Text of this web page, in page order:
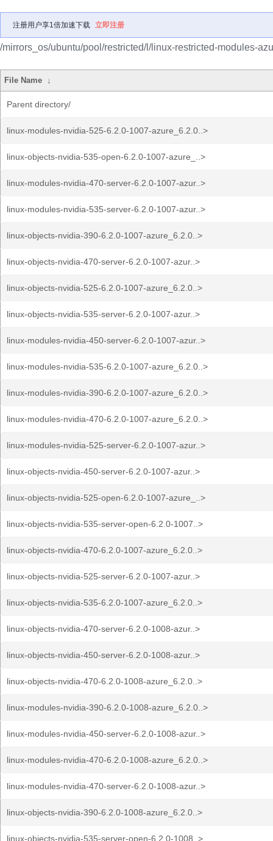
注册用户享1倍加速下载 立即注册
/mirrors_os/ubuntu/pool/restricted/l/linux-restricted-modules-
File Name ↓
Parent directory/
linux-modules-nvidia-525-6.2.0-1007-azure_6.2.0..>
linux-objects-nvidia-535-open-6.2.0-1007-azure_..>
linux-modules-nvidia-470-server-6.2.0-1007-azur..>
linux-modules-nvidia-535-server-6.2.0-1007-azur..>
linux-objects-nvidia-390-6.2.0-1007-azure_6.2.0..>
linux-objects-nvidia-470-server-6.2.0-1007-azur..>
linux-objects-nvidia-525-6.2.0-1007-azure_6.2.0..>
linux-objects-nvidia-535-server-6.2.0-1007-azur..>
linux-modules-nvidia-450-server-6.2.0-1007-azur..>
linux-modules-nvidia-535-6.2.0-1007-azure_6.2.0..>
linux-modules-nvidia-390-6.2.0-1007-azure_6.2.0..>
linux-modules-nvidia-470-6.2.0-1007-azure_6.2.0..>
linux-modules-nvidia-525-server-6.2.0-1007-azur..>
linux-objects-nvidia-450-server-6.2.0-1007-azur..>
linux-objects-nvidia-525-open-6.2.0-1007-azure_..>
linux-objects-nvidia-535-server-open-6.2.0-1007..>
linux-objects-nvidia-470-6.2.0-1007-azure_6.2.0..>
linux-objects-nvidia-525-server-6.2.0-1007-azur..>
linux-objects-nvidia-535-6.2.0-1007-azure_6.2.0..>
linux-objects-nvidia-470-server-6.2.0-1008-azur..>
linux-objects-nvidia-450-server-6.2.0-1008-azur..>
linux-objects-nvidia-470-6.2.0-1008-azure_6.2.0..>
linux-modules-nvidia-390-6.2.0-1008-azure_6.2.0..>
linux-modules-nvidia-450-server-6.2.0-1008-azur..>
linux-modules-nvidia-470-6.2.0-1008-azure_6.2.0..>
linux-modules-nvidia-470-server-6.2.0-1008-azur..>
linux-objects-nvidia-390-6.2.0-1008-azure_6.2.0..>
linux-objects-nvidia-535-server-open-6.2.0-1008..>